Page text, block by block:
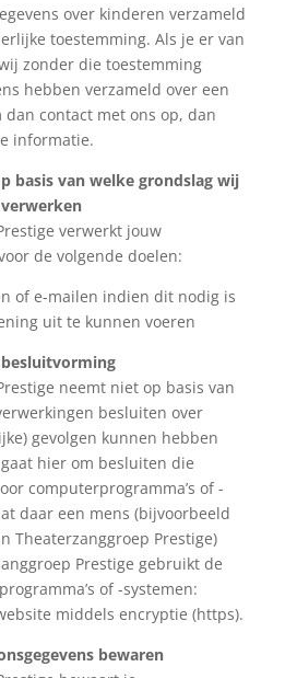
over kinderen verzameld
toestemming. Als je er van
zonder die toestemming
hebben verzameld over een
contact met ons op, dan
informatie.
basis van welke grondslag wij
verwerkt jouw
de volgende doelen:
of e-mailen indien dit nodig is
uit te kunnen voeren
neemt niet op basis van
besluiten over
gevolgen kunnen hebben
hier om besluiten die
computerprogramma’s of -
daar een mens (bijvoorbeeld
Theaterzanggroep Prestige)
Prestige gebruikt de
of -systemen:
middels encryptie (https).
bewaren